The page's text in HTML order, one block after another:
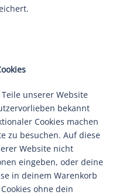
unserer Website
bekannt
Cookies machen
zu besuchen. Auf diese
Website nicht
eingeben, oder deine
in deinem Warenkorb
ohne dein